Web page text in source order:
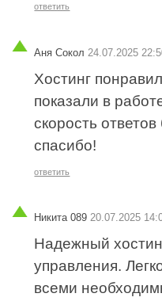
ответить
Аня Сокол 24.07.2025
Хостинг
показали в
скорость
спасибо!
ответить
Никита 089 20.07.2025
Надежный
управления.
всеми